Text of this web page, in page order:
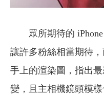
眾所期待的
讓許多粉絲相當期待
手上的渲染圖，指出
變，且主相機鏡頭模